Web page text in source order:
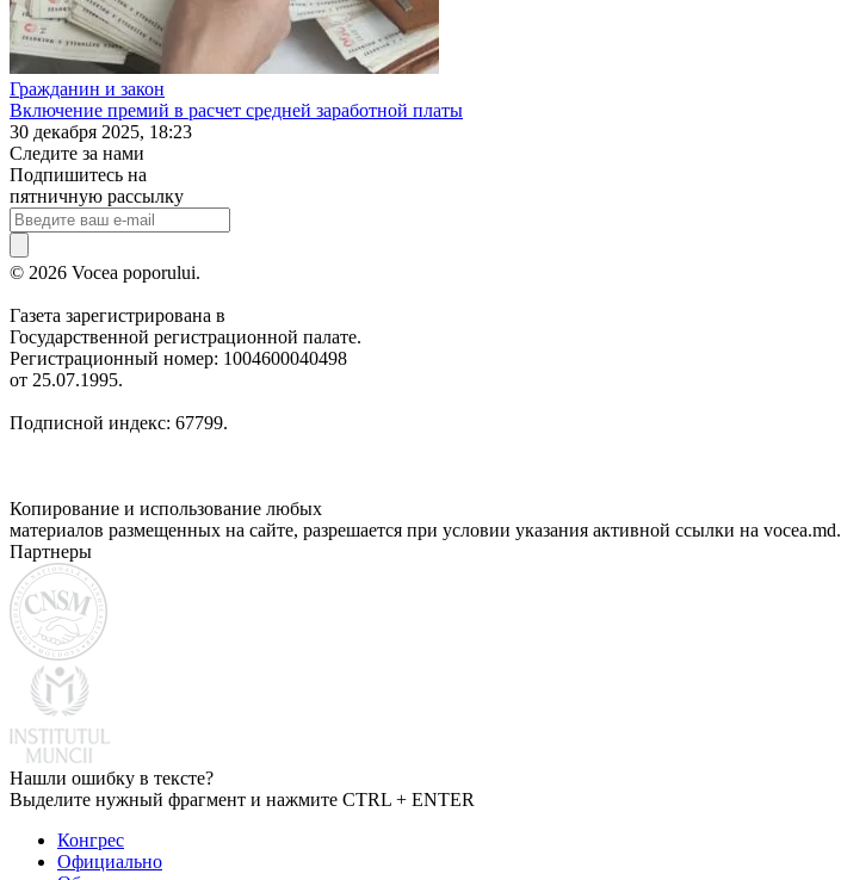
Гражданин и закон
Включение премий в расчет средней заработной платы
30 декабря 2025, 18:23
Следите за нами
Подпишитесь на
пятничную рассылку
© 2026 Vocea poporului.
Газета зарегистрирована в
Государственной регистрационной палате.
Регистрационный номер: 1004600040498
от 25.07.1995.
Подписной индекс: 67799.
Копирование и использование любых
материалов размещенных на сайте, разрешается при условии указания активной ссылки на vocea.md.
Партнеры
Нашли ошибку в тексте?
Выделите нужный фрагмент и нажмите CTRL + ENTER
Конгрес
Официально